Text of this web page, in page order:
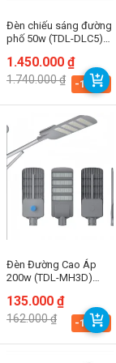
Đèn chiếu sáng đường
phố 50w (TDL-DLC5)
1.740.000₫
Giá
gốc
là:
1.450.000 ₫
Giá
hiện
tại
1.450.000 ₫.
-16.7%
Đèn Đường Cao Áp
200w (TDL-MH3D)
162.000₫
Giá
gốc
là:
135.000 ₫
Giá
hiện
tại
135.000 ₫.
-16.7%